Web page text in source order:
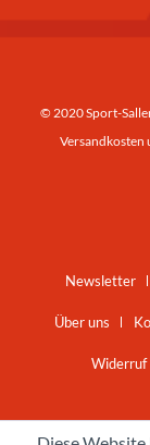
© 2020 Sport-
Versandkosten
Newsletter
Über uns
Widerruf